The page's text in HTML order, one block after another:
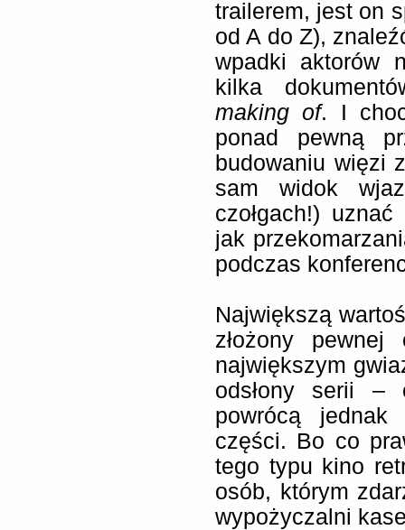
trailerem, jest on
od A do Z),
wpadki aktorów
kilka
making of. I
ponad pewną
budowaniu więzi
sam widok
czołgach!)
jak
podczas
Największą
złożony
największym
odsłony serii –
powrócą
części. Bo co
tego typu kino
osób, którym
wypożyczalni